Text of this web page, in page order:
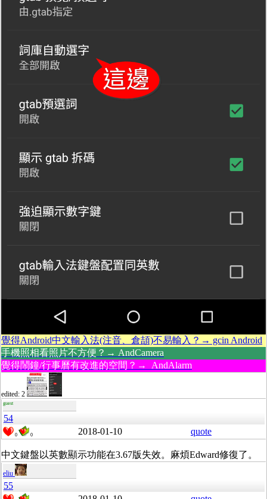
覺得Android中文輸入法(注音、倉頡)不易輸入？→ gcin Android
手機照相看照片不方便？→ AndCamera
覺得鬧鐘/行事曆有改進的空間？→ AndAlarm
edited: 2
guest
54
0 0 2018-01-10 quote
中文鍵盤以英數顯示功能在3.67版失效。麻煩Edward修復了。
eliu
55